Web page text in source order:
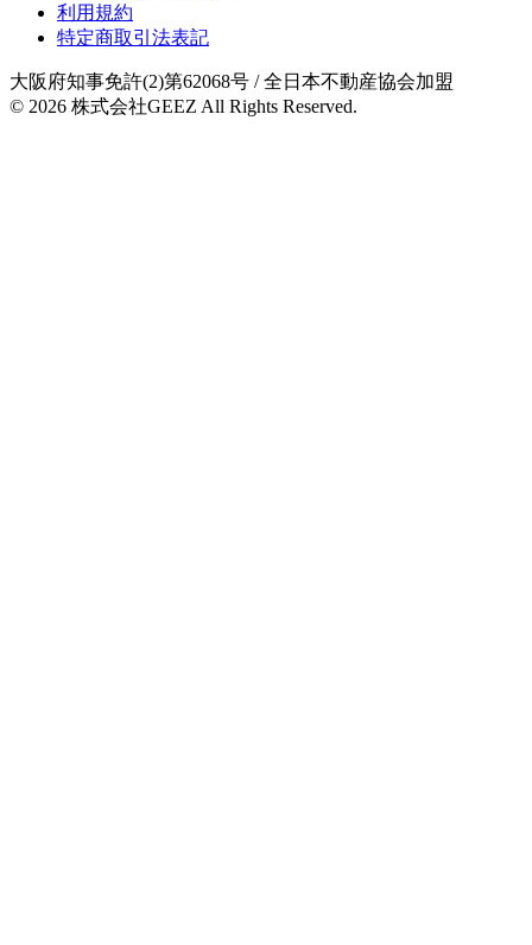
利用規約
特定商取引法表記
大阪府知事免許(2)第62068号 / 全日本不動産協会加盟
© 2026 株式会社GEEZ All Rights Reserved.